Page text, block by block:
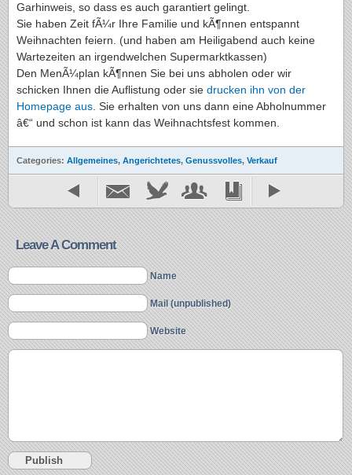
Garhinweis, so dass es auch garantiert gelingt.
Sie haben Zeit fÃ¼r Ihre Familie und kÃ¶nnen entspannt
Weihnachten feiern. (und haben am Heiligabend auch keine
Wartezeiten an irgendwelchen Supermarktkassen)
Den MenÃ¼plan kÃ¶nnen Sie bei uns abholen oder wir
schicken Ihnen die Auflistung oder sie drucken ihn von der
Homepage aus . Sie erhalten von uns dann eine Abholnummer
â€“ und schon ist kann das Weihnachtsfest kommen.
Categories: Allgemeines, Angerichtetes, Genussvolles, Verkauf
Leave A Comment
Name
Mail (unpublished)
Website